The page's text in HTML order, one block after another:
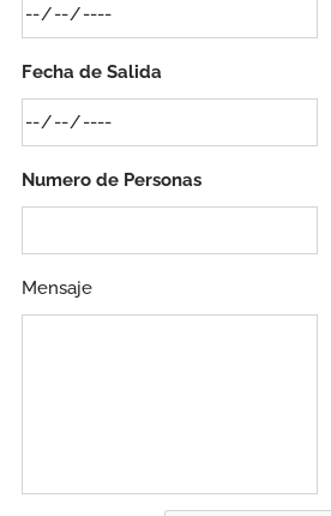
Fecha de Salida
Numero de Personas
Mensaje